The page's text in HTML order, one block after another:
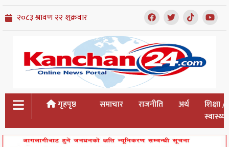
गृहपृष्ठ समाचार राजनीति अर्थ
शिक्षा /
स्वास्थ्य